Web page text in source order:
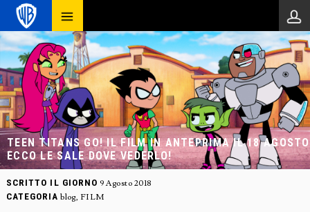
TEEN TITANS GO! IL FILM IN ANTEPRIMA IL 18
ECCO LE SALE DOVE VEDERLO!
SCRITTO IL GIORNO 9 Agosto 2018
CATEGORIA blog, FILM